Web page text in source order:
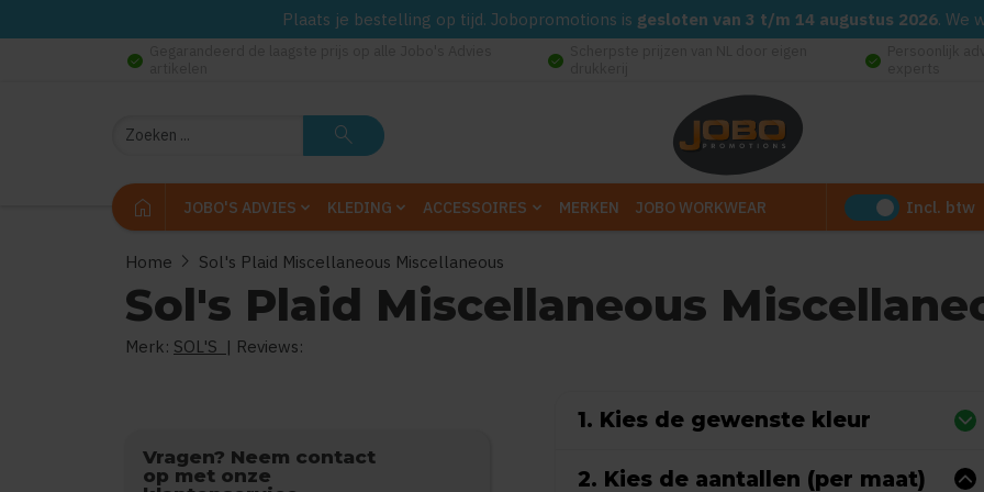
Plaats je bestelling op tijd. Jobopromotions is gesloten van 3 t/m 14 augustus 2026. We
check_circle check_circle check_circle
Zoeken search
home JOBO'S ADVIES KLEDING ACCESSOIRES MERKEN JOBO WORKWEAR Incl. btw
Home chevron_right Sol's Plaid Miscellaneous Miscellaneous
Sol's Plaid Miscellaneous
Merk: SOL'S | Reviews:
Vragen? Neem contact
op met onze
1. Kies de gewenste kleur
2. Kies de aantallen (per maat)